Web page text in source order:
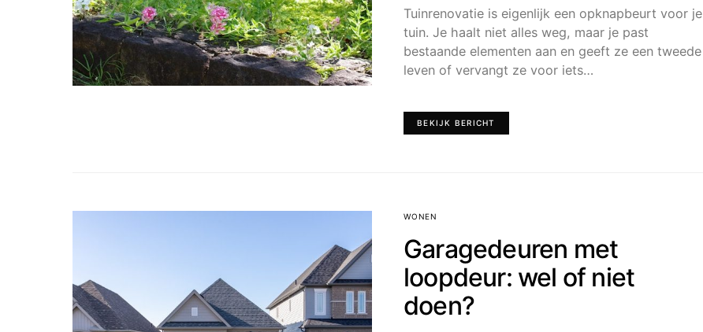
Tuinrenovatie is eigenlijk een opknapbeurt voor je
tuin. Je haalt niet alles weg, maar je past
bestaande elementen aan en geeft ze een tweede
leven of vervangt ze voor iets…
BEKIJK BERICHT
WONEN
Garagedeuren met
loopdeur: wel of niet
doen?